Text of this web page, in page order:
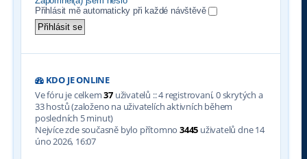
Přihlásit mě automaticky při každé návštěvě
KDO JE ONLINE
Ve fóru je celkem37 uživatelů :: 4 registrovaní, 0 skrytých a
33 hostů (založeno na uživatelích aktivních během
posledních 5 minut)
Nejvíce zde současně bylo přítomno 3445 uživatelů dne 14
úno 2026, 16:07